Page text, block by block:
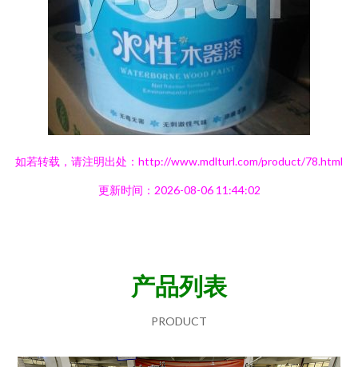
如若转载，请注明出处：http://www.mdlturl.com/product/78.html
更新时间：2026-08-06 11:44:02
产品列表
PRODUCT